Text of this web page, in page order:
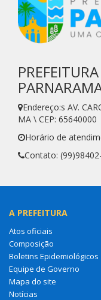
Endereço:s AV.
MA \ CEP: 65640000
Horário de
Contato:
A PREFEITURA
Atos oficiais
Composição
Boletins Epidemiológicos
Equipe de Governo
Mapa do site
Notícias